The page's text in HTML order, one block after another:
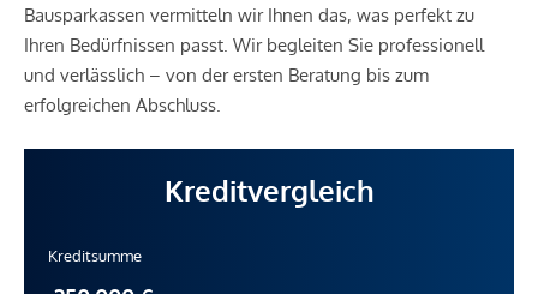
Bausparkassen vermitteln wir Ihnen das, was perfekt zu
Ihren Bedürfnissen passt. Wir begleiten Sie professionell
und verlässlich – von der ersten Beratung bis zum
erfolgreichen Abschluss.
Kreditvergleich
Kreditsumme